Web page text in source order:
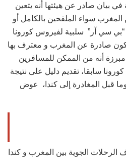
بيان صادر عن هيئتها أنه يتعين
سواء الملقحين بالكامل أو
“بي سي آر” سلبية لفيروس كورونا
تكون صادرة عن المغرب و معترف بها
مبرزة أنه من الممكن للمسافرين
سابقا، تقديم دليل على نتيجة
إيجابية بين 14 و 180 يوما قبل المغادرة إلى كندا، عوض
الرحلات الجوية بين المغرب و كندا